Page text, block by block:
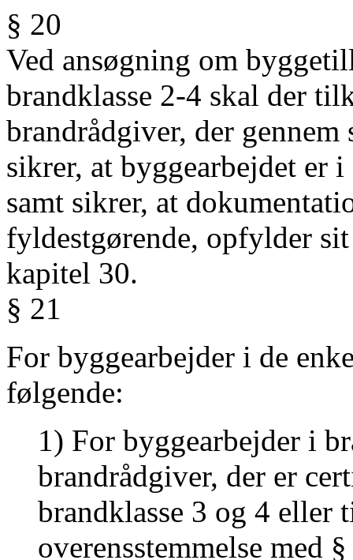
§ 20
Ved ansøgning om
brandklasse 2-4 skal der
brandrådgiver, der
sikrer, at byggearbejdet er
samt sikrer, at
fyldestgørende, opfylder
kapitel 30.
§ 21
For byggearbejder i de
følgende:
1) For byggearbejder i
brandrådgiver, der er
brandklasse 3 og 4
overensstemmelse med